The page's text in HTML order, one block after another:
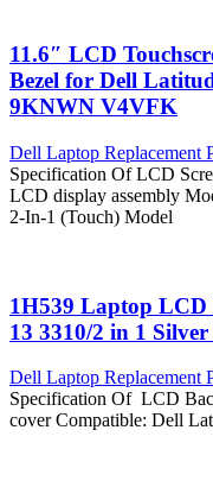
11.6″ LCD
Bezel for Dell
9KNWN V4VFK
Dell Laptop Replacement
Specification Of LCD
LCD display assembly
2-In-1 (Touch) Model
1H539 Laptop
13 3310/2 in 1
Dell Laptop Replacement
Specification Of LCD
cover Compatible: Dell